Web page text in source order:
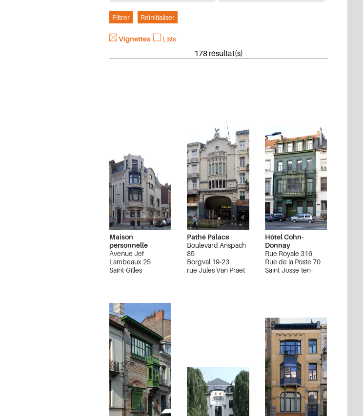
Vignettes Liste
178 résultat(s)
Maison
personnelle
Avenue Jef
Lambeaux 25
Saint-Gilles
Pathé Palace
Boulevard Anspach
85
Borgval 19-23
rue Jules Van Praet
Hôtel Cohn-
Donnay
Rue Royale 316
Rue de la Poste 70
Saint-Josse-ten-